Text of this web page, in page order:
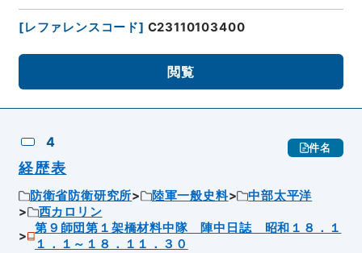
[レファレンスコード] C23110103400
閲覧
4 件名
経歴表
防衛省防衛研究所 陸軍一般史料
中部太平洋
西カロリン
第９師団第１架橋材料中隊 陣中日誌 昭和１８．１
１．１～１８．１１．３０